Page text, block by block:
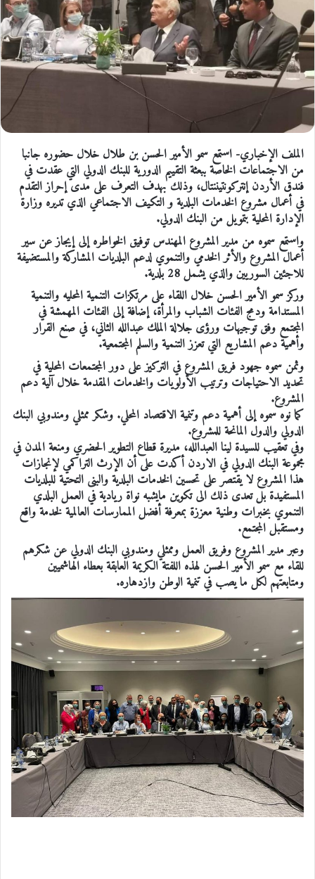
الملف الإخباري- استمع سمو الأمير الحسن بن طلال خلال حضوره جانبا
من الاجتماعات الخاصة ببعثة التقييم الدورية للبنك الدولي التي عقدت في
فندق الأردن إنتركونتيننتال، وذلك بهدف التعرف على مدى إحراز التقدم
في أعمال مشروع الخدمات البلدية و التكيف الاجتماعي الذي تديره وزارة
الإدارة المحلية بتمويل من البنك الدولي.
واستمع سموه من مدير المشروع المهندس توفيق الخواطره إلى إيجاز عن سير
أعمال المشروع والأثر الخدمي والتنموي لدعم البلديات المشاركة والمستضيفة
للاجئين السوريين والذي يشمل 28 بلدية.
وركز سمو الأمير الحسن خلال اللقاء على مرتكزات التنمية المحليه والتنمية
المستدامة ودمج الفئات الشباب والمرأة، إضافة إلى الفئات المهمشة في
المجتمع وفق توجيهات ورؤى جلالة الملك عبدالله الثاني، في صنع القرار
وأهمية دعم المشاريع التي تعزز التنمية والسلم المجتمعية.
وثمن سموه جهود فريق المشروع في التركيز على دور المجتمعات المحلية في
تحديد الاحتياجات وترتيب الأولويات والخدمات المقدمة خلال آلية دعم
المشروع.
كما نوه سموه إلى أهمية دعم وتنمية الاقتصاد المحلي. وشكر ممثلي ومندوبي البنك
الدولي والدول المانحة للمشروع.
وفي تعقيب للسيدة لينا العبدالله، مديرة قطاع التطوير الحضري ومنعة المدن في
مجموعة البنك الدولي في الاردن أكدت على أن الإرث التراكمي لإنجازات
هذا المشروع لا يقتصر على تحسين الخدمات البلدية والبنى التحتية للبلديات
المستفيدة بل تعدى ذلك الى تكوين مايشبه نواة ريادية في العمل البلدي
التنموي بخبرات وطنية معززة بمعرفة أفضل الممارسات العالمية لخدمة واقع
ومستقبل المجتمع.
وعبر مدير المشروع وفريق العمل وممثلي ومندوبي البنك الدولي عن شكرهم
للقاء مع سمو الأمير الحسن لهذه اللفتة الكريمة العابقة بعطاء الهاشميين
ومتابعتهم لكل ما يصب في تنمية الوطن وازدهاره.